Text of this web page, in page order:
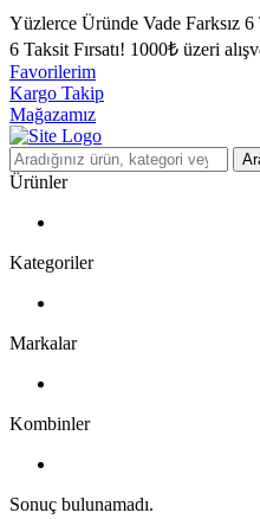
Yüzlerce Üründe Vade Farksız 6
6 Taksit Fırsatı! 1000₺ üzeri
Favorilerim
Kargo Takip
Mağazamız
Ürünler
Kategoriler
Markalar
Kombinler
Sonuç bulunamadı.